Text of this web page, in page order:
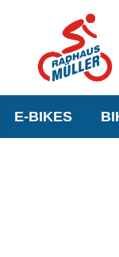
E-BIKES